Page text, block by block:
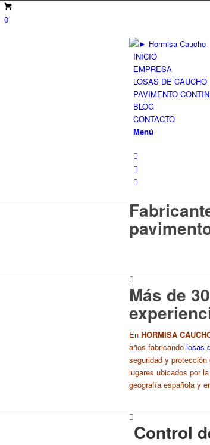
0
INICIO
EMPRESA
LOSAS DE CAUCHO
PAVIMENTO
BLOG
CONTACTO
Menú
Más de
En HORMISA
años fabricando losas
seguridad y
lugares ubicados por
geografía española y
Control